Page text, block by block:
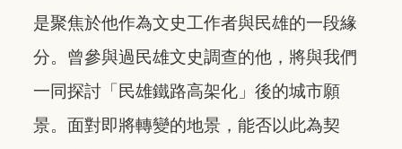
是聚焦於他作為文史工作者與民雄的一段緣
分。曾參與過民雄文史調查的他，將與我們
一同探討「民雄鐵路高架化」後的城市願
景。面對即將轉變的地景，能否以此為契